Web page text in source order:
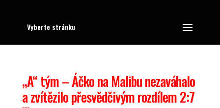
Vyberte stránku
„A“ tým – Áčko na Malibu nezaváhalo
a zvítězilo přesvědčivým rozdílem 2:7